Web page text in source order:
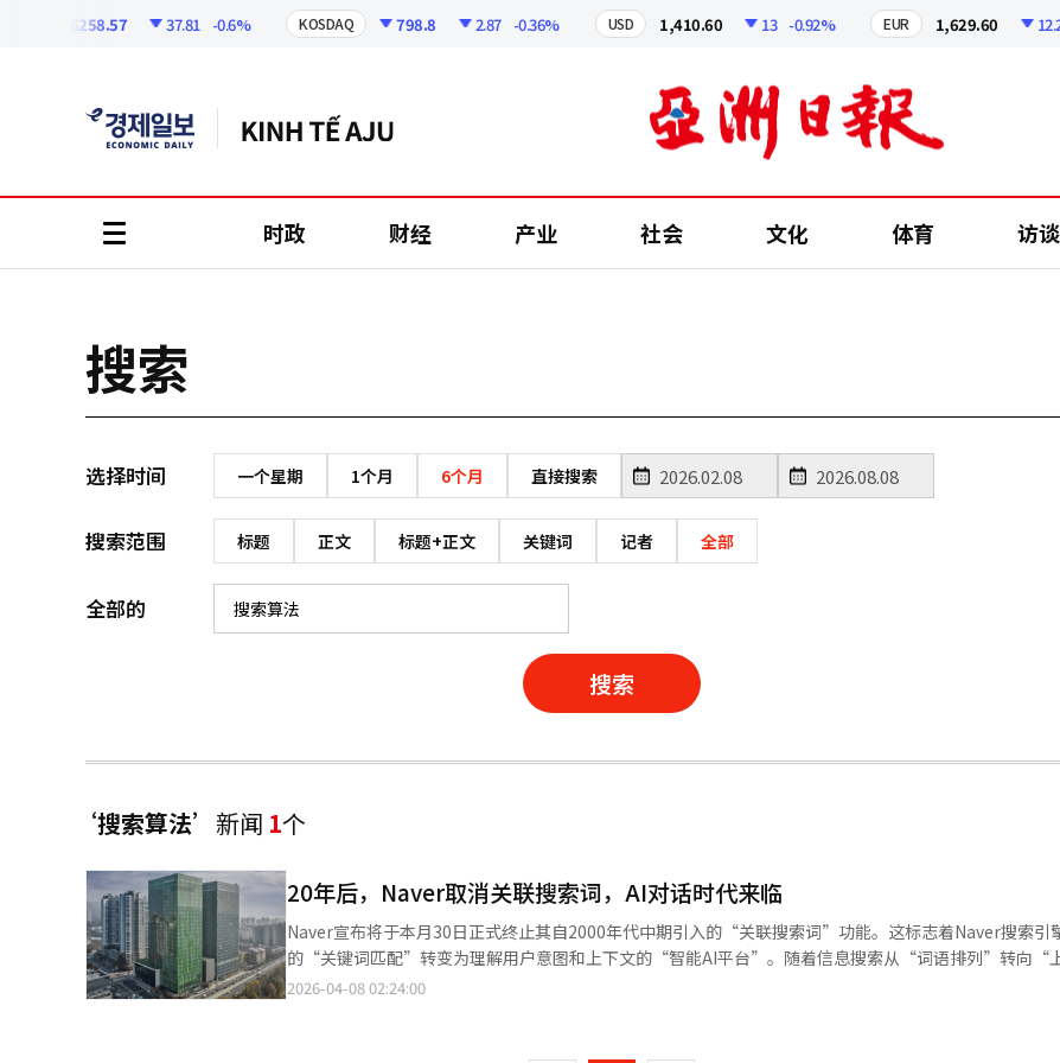
6258.57 37.81 -0.6% KOSDAQ 798.8 2.87 -0.36% USD 1,410.60 13 -0.92% EUR 1,629.60 12.24
时政 财经 产业 社会 文化 体育 访谈
搜索
选择时间 一个星期 1个月 6个月 直接搜索
搜索范围 标题 正文 标题+正文 关键词 记者 全部
全部的
搜索
‘搜索算法’ 新闻 1个
20年后，Naver取消关联搜索词，AI对话时代来临
Naver宣布将于本月30日正式终止其自2000年代中期引入的“关联搜索词”功能。这标志着Naver搜索引
的“关键词匹配”转变为理解用户意图和上下文的“智能AI平台”。随着信息搜索从“词语排列”转向“
话”，Naver计划进入基于AI的下一代搜索生态系统。过去，关联搜索词在用户搜索“露营”时，会提供“
2026-04-08 02:24:00